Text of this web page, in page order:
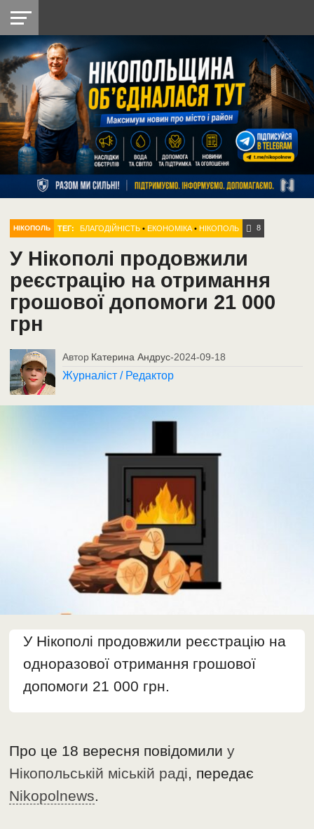
НІКОПОЛЬ
РАЙОН
СІЧЕСЛАВСЬКА
УКРАЇНА
РЕТРО
НІКОПОЛЬ
ЛАЙТ
УКРАЇНА
ДОПОМОГА
РАДІО
НІКОПОЛЬ ТЕГ: БЛАГОДІЙНІСТЬ •ЕКОНОМІКА •НІКОПОЛЬ 8
У Нікополі продовжили
реєстрацію на отримання
грошової допомоги 21 000
грн
Автор Катерина Андрус-2024-09-18
Журналіст / Редактор
У Нікополі продовжили реєстрацію на
одноразової отримання грошової
допомоги 21 000 грн.
Про це 18 вересня повідомилиу
Нікопольській міській раді, передає
Nikopolnews.